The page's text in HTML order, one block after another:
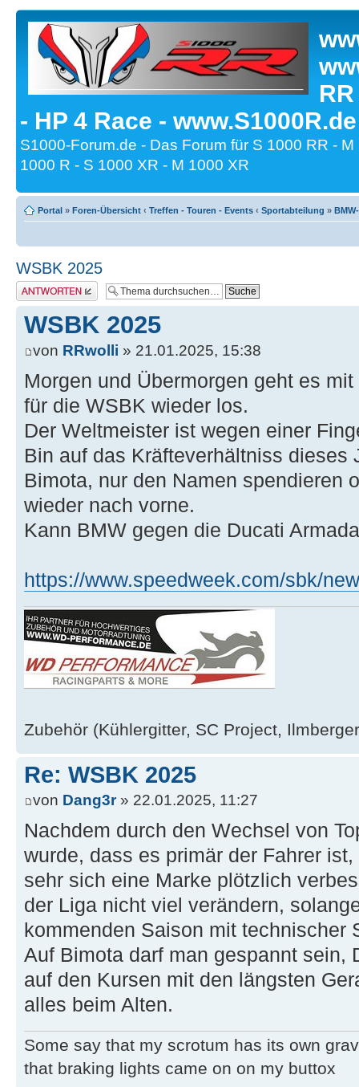
- HP 4 Race -
S1000-Forum.de - Das Forum für S 1000 RR -
1000 R - S 1000 XR - M 1000 XR
Portal » Foren-Übersicht ‹ Treffen - Touren - Events ‹ Sportabteilung »
WSBK 2025
Antwort erstellen
WSBK 2025
von RRwolli » 21.01.2025, 15:38
Morgen und Übermorgen geht es
für die WSBK wieder los.
Der Weltmeister ist wegen einer
Bin auf das Kräfteverhältniss dieses
Bimota, nur den Namen spendieren
wieder nach vorne.
Kann BMW gegen die Ducati
https://www.speedweek.com/sbk/
Zubehör (Kühlergitter, SC Project,
Re: WSBK 2025
von Dang3r» 22.01.2025, 11:27
Nachdem durch den Wechsel von
wurde, dass es primär der Fahrer
sehr sich eine Marke plötzlich
der Liga nicht viel verändern,
kommenden Saison mit technischer
Auf Bimota darf man gespannt sein,
auf den Kursen mit den längsten
alles beim Alten.
Some say that my scrotum has its own
that braking lights came on on my buttox